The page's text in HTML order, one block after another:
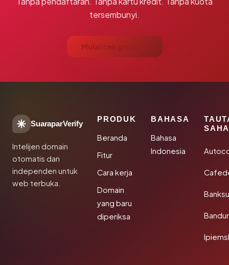
tersembunyi.
Mulai cek gratis →
SuaraparVerify
Intelijen domain
otomatis dan
independen untuk
web terbuka.
PRODUK
Beranda
Fitur
Cara kerja
Domain
yang baru
diperiksa
BAHASA
Bahasa
Indonesia